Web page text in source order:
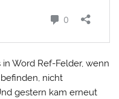
Word Ref-Felder, wenn
nicht
gestern kam erneut